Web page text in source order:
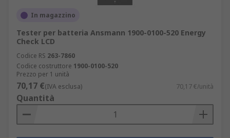
In magazzino
Tester per batteria Ansmann 1900-0100-520 Energy
Check LCD
Codice RS 263-7860
Codice costruttore 1900-0100-520
Prezzo per 1 unità
70,17 €(IVA esclusa) 70,17 €/unità
Quantità